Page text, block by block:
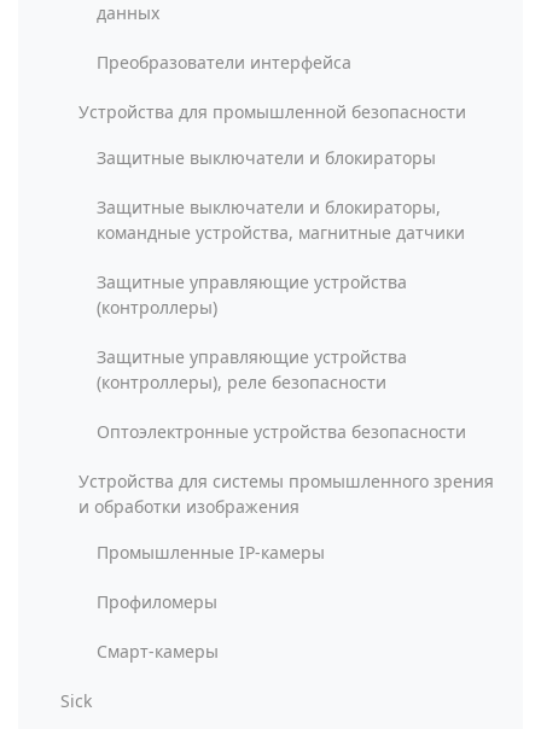
данных
Преобразователи интерфейса
Устройства для промышленной безопасности
Защитные выключатели и блокираторы
Защитные выключатели и блокираторы,
командные устройства, магнитные датчики
Защитные управляющие устройства
(контроллеры)
Защитные управляющие устройства
(контроллеры), реле безопасности
Оптоэлектронные устройства безопасности
Устройства для системы промышленного зрения
и обработки изображения
Промышленные IP-камеры
Профиломеры
Смарт-камеры
Sick